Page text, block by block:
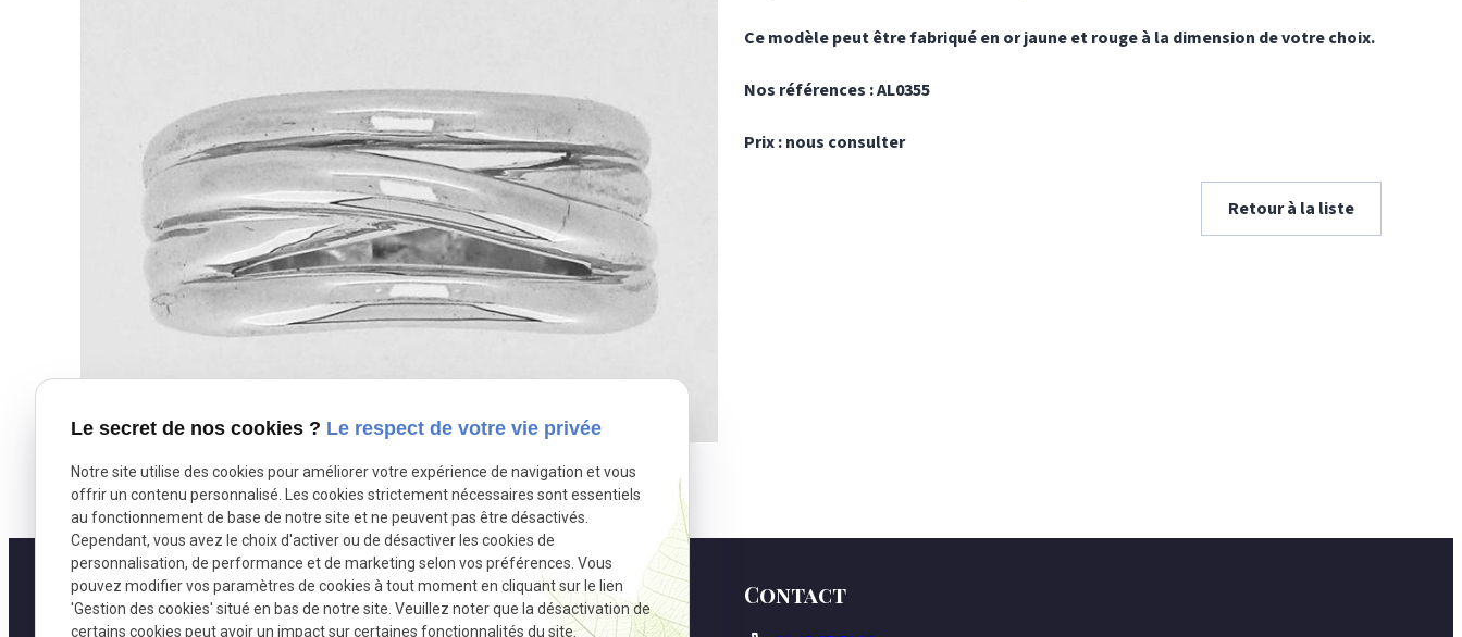
Ce modèle peut être fabriqué en or jaune et rouge à la dimension de votre choix.
Nos références : AL0355
Prix : nous consulter
Retour à la liste
Contact
Le secret de nos cookies ? Le respect de votre vie privée
Notre site utilise des cookies pour améliorer votre expérience de navigation et vous
offrir un contenu personnalisé. Les cookies strictement nécessaires sont essentiels
au fonctionnement de base de notre site et ne peuvent pas être désactivés.
Cependant, vous avez le choix d'activer ou de désactiver les cookies de
personnalisation, de performance et de marketing selon vos préférences. Vous
pouvez modifier vos paramètres de cookies à tout moment en cliquant sur le lien
'Gestion des cookies' situé en bas de notre site. Veuillez noter que la désactivation de
certains cookies peut avoir un impact sur certaines fonctionnalités du site.